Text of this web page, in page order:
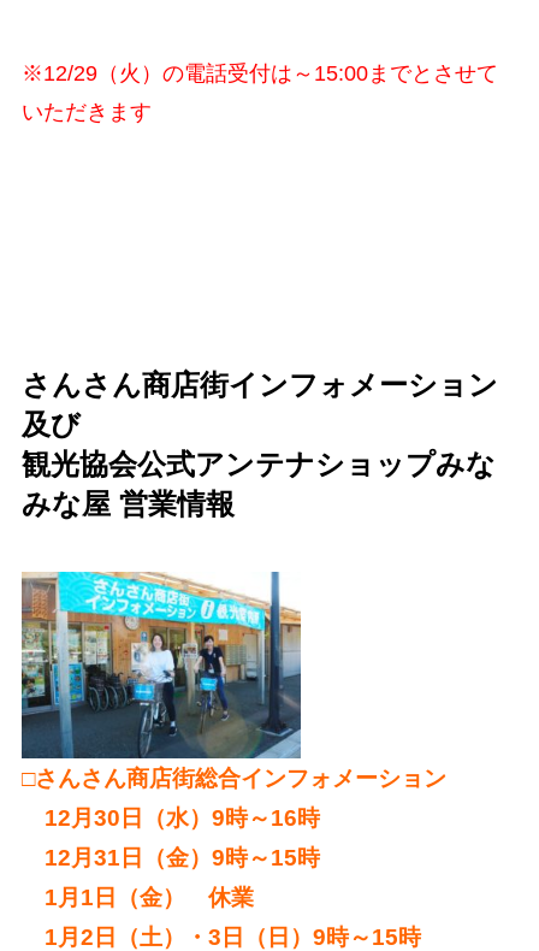
※12/29（火）の電話受付は～15:00までとさせて
いただきます
さんさん商店街インフォメーション
及び
観光協会公式アンテナショップみな
みな屋 営業情報
□さんさん商店街総合インフォメーション
12月30日（水）9時～16時
12月31日（金）9時～15時
1月1日（金） 休業
1月2日（土）・3日（日）9時～15時